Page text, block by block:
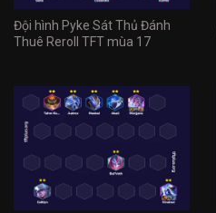
Đội hình Pyke Sát Thủ Đánh
Thuê Reroll TFT mùa 17